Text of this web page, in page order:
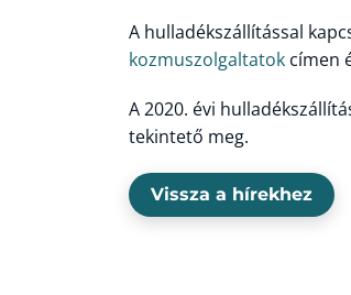
A hulladékszállítással
kozmuszolgaltatok címen
A 2020. évi
tekintető meg.
Vissza a hírekhez